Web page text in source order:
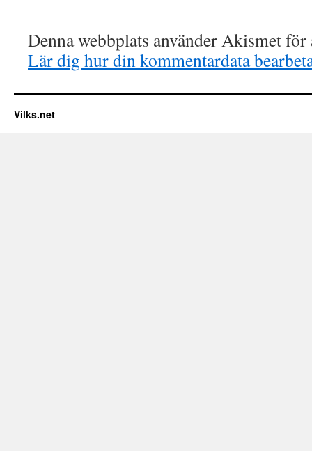
Denna webbplats använder Akismet
Lär dig hur din kommentardata
Vilks.net